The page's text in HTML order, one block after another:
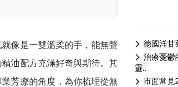
像是一雙溫柔的手，能無聲
油配方充滿好奇與期待。其
芳療的角度，為你梳理從無
德國洋甘
治療憂鬱
靈..
市面常見